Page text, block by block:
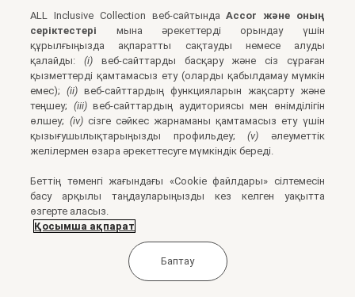
ALL Inclusive Collection веб-сайтындаAccor және оның
серіктестері мына әрекеттерді орындау үшін
құрылғыңызда ақпаратты сақтауды немесе алуды
қалайды:(i) веб-сайттарды басқару және сіз сұраған
қызметтерді қамтамасыз ету (оларды қабылдамау мүмкін
емес);(ii) веб-сайттардың функцияларын жақсарту және
теңшеу; (iii)веб-сайттардың аудиториясы мен өнімділігін
өлшеу; (iv)сізге сәйкес жарнаманы қамтамасыз ету үшін
қызығушылықтарыңызды профильдеу;(v) әлеуметтік
желілермен өзара әрекеттесуге мүмкіндік береді.
Беттің төменгі жағындағы «Cookie файлдары» сілтемесін
басу арқылы таңдауларыңызды кез келген уақытта
өзгерте аласыз.
Қосымша ақпарат
Баптау